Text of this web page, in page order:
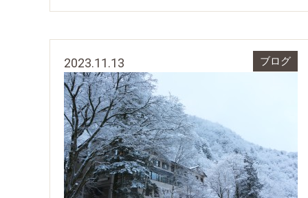
2023.11.13 ブログ